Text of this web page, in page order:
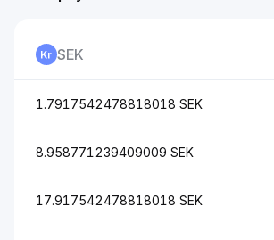
SEK
1.7917542478818018 SEK
8.958771239409009 SEK
17.917542478818018 SEK